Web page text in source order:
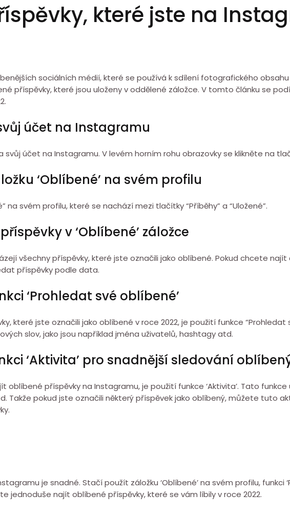
které jste na
sociálních médií, které se používá k sdílení fotografického
příspěvky, které jsou uloženy v oddělené záložce. V tomto článku se
účet na Instagramu
účet na Instagramu. V levém horním rohu obrazovky se klikněte na
‘Oblíbené’ na svém profilu
na svém profilu, které se nachází mezi tlačítky “Příběhy” a “Uložené”.
v ‘Oblíbené’ záložce
všechny příspěvky, které jste označili jako oblíbené. Pokud chcete
příspěvky podle data.
‘Prohledat své oblíbené’
které jste označili jako oblíbené v roce 2022, je použití funkce
slov, jako jsou například jména uživatelů, hashtagy atd.
‘Aktivita’ pro snadnější sledování
oblíbené příspěvky na Instagramu, je použití funkce ‘Aktivita’. Tato
Takže pokud jste označili některý příspěvek jako oblíbený, můžete tuto
je snadné. Stačí použít záložku ‘Oblíbené’ na svém profilu,
jednoduše najít oblíbené příspěvky, které se vám líbily v roce 2022.